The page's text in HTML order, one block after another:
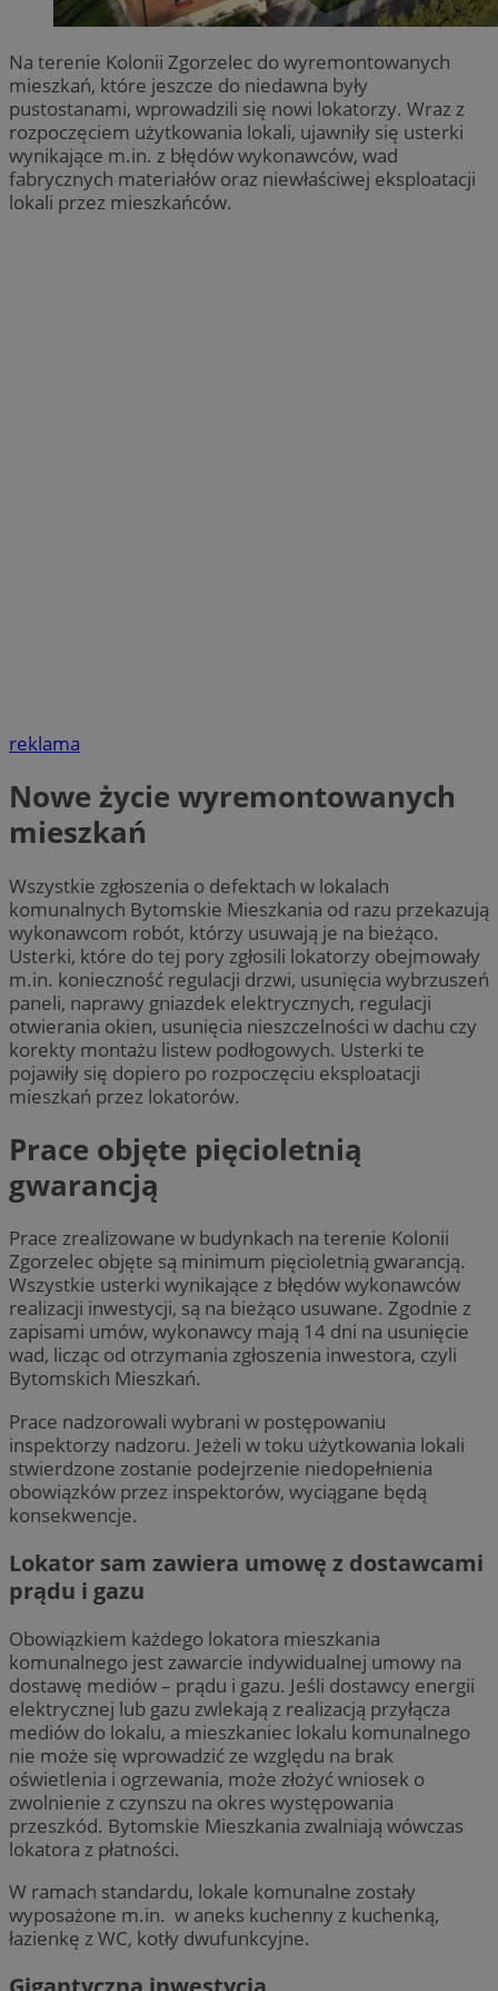
Na terenie Kolonii Zgorzelec do wyremontowanych
mieszkań, które jeszcze do niedawna były
pustostanami, wprowadzili się nowi lokatorzy. Wraz z
rozpoczęciem użytkowania lokali, ujawniły się usterki
wynikające m.in. z błędów wykonawców, wad
fabrycznych materiałów oraz niewłaściwej eksploatacji
lokali przez mieszkańców.
reklama
Nowe życie wyremontowanych
mieszkań
Wszystkie zgłoszenia o defektach w lokalach
komunalnych Bytomskie Mieszkania od razu przekazują
wykonawcom robót, którzy usuwają je na bieżąco.
Usterki, które do tej pory zgłosili lokatorzy obejmowały
m.in. konieczność regulacji drzwi, usunięcia wybrzuszeń
paneli, naprawy gniazdek elektrycznych, regulacji
otwierania okien, usunięcia nieszczelności w dachu czy
korekty montażu listew podłogowych. Usterki te
pojawiły się dopiero po rozpoczęciu eksploatacji
mieszkań przez lokatorów.
Prace objęte pięcioletnią
gwarancją
Prace zrealizowane w budynkach na terenie Kolonii
Zgorzelec objęte są minimum pięcioletnią gwarancją.
Wszystkie usterki wynikające z błędów wykonawców
realizacji inwestycji, są na bieżąco usuwane. Zgodnie z
zapisami umów, wykonawcy mają 14 dni na usunięcie
wad, licząc od otrzymania zgłoszenia inwestora, czyli
Bytomskich Mieszkań.
Prace nadzorowali wybrani w postępowaniu
inspektorzy nadzoru. Jeżeli w toku użytkowania lokali
stwierdzone zostanie podejrzenie niedopełnienia
obowiązków przez inspektorów, wyciągane będą
konsekwencje.
Lokator sam zawiera umowę z dostawcami
prądu i gazu
Obowiązkiem każdego lokatora mieszkania
komunalnego jest zawarcie indywidualnej umowy na
dostawę mediów – prądu i gazu. Jeśli dostawcy energii
elektrycznej lub gazu zwlekają z realizacją przyłącza
mediów do lokalu, a mieszkaniec lokalu komunalnego
nie może się wprowadzić ze względu na brak
oświetlenia i ogrzewania, może złożyć wniosek o
zwolnienie z czynszu na okres występowania
przeszkód. Bytomskie Mieszkania zwalniają wówczas
lokatora z płatności.
W ramach standardu, lokale komunalne zostały
wyposażone m.in. w aneks kuchenny z kuchenką,
łazienkę z WC, kotły dwufunkcyjne.